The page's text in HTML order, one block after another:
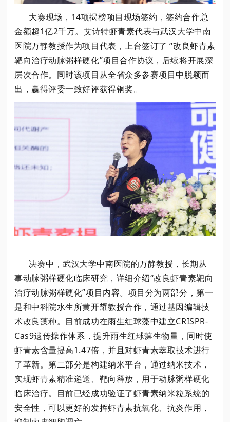
大赛现场，14项揭榜项目现场签约，签约合作总
金额超1亿2千万。艾诗特虾青素代表与武汉大学中南
医院万静教授作为项目代表，上台签订了 “改良虾青素
靶向治疗动脉粥样硬化”项目合作协议，后续将开展深
层次合作。同时该项目从全省众多参赛项目中脱颖而
出，赢得评委一致好评获得铜奖。
决赛中，武汉大学中南医院的万静教授，长期从
事动脉粥样硬化临床研究，详细介绍“改良虾青素靶向
治疗动脉粥样硬化”项目内容。项目分为两部分，第一
是和中科院水生所黄开耀教授合作，通过基因编辑技
术改良藻种。目前成功在雨生红球藻中建立CRISPR-
Cas9遗传操作体系，提升雨生红球藻生物量，同时使
虾青素含量提高1.47倍，并且对虾青素萃取技术进行
了革新。第二部分是构建纳米平台，通过纳米技术，
实现虾青素精准递送、靶向释放，用于动脉粥样硬化
临床治疗。目前已经成功验证了虾青素纳米粒系统的
安全性，可以更好的发挥虾青素抗氧化、抗炎作用，